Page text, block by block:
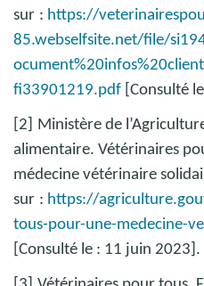
sur : https://
85.webselfsite.net/file/
fi33901219.pdf [Consulté
[2]
Ministère de
alimentaire. Vétérinaires
médecine vétérinaire
sur : https://
tous-pour-une-medecine-
[Consulté le : 11 juin 2023].